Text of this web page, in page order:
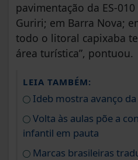
pavimentação da ES-
Guriri; em Barra Nova;
todo o litoral capixaba
área turística”, pontuou.
LEIA TAMBÉM:
Ideb mostra avanço
Volta às aulas põe a
infantil em pauta
Marcas brasileiras